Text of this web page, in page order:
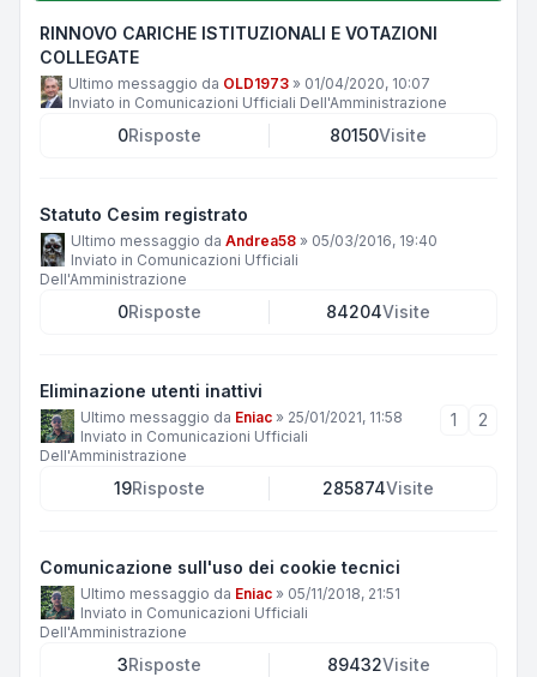
RINNOVO CARICHE ISTITUZIONALI E VOTAZIONI
COLLEGATE
Ultimo messaggio da OLD1973 » 01/04/2020, 10:07
Inviato in Comunicazioni Ufficiali Dell'Amministrazione
0Risposte 80150Visite
Statuto Cesim registrato
Ultimo messaggio da Andrea58 » 05/03/2016, 19:40
Inviato in Comunicazioni Ufficiali
Dell'Amministrazione
0Risposte 84204Visite
Eliminazione utenti inattivi
Ultimo messaggio da Eniac » 25/01/2021, 11:58
Inviato in Comunicazioni Ufficiali
Dell'Amministrazione
1 2
19Risposte 285874Visite
Comunicazione sull'uso dei cookie tecnici
Ultimo messaggio da Eniac » 05/11/2018, 21:51
Inviato in Comunicazioni Ufficiali
Dell'Amministrazione
3Risposte 89432Visite